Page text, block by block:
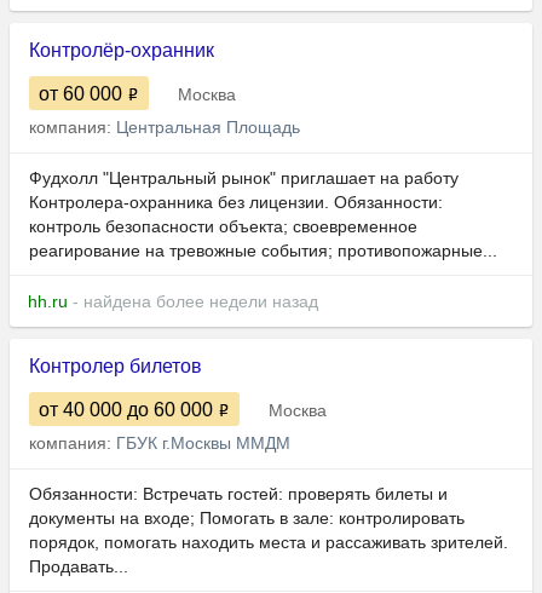
Контролёр-охранник
от 60 000
Москва
компания: Центральная Площадь
Фудхолл "Центральный рынок" приглашает на работу
Контролера-охранника без лицензии. Обязанности:
контроль безопасности объекта; своевременное
реагирование на тревожные события; противопожарные...
hh.ru - найдена более недели назад
Контролер билетов
от 40 000 до 60 000
Москва
компания: ГБУК г.Москвы ММДМ
Обязанности: Встречать гостей: проверять билеты и
документы на входе; Помогать в зале: контролировать
порядок, помогать находить места и рассаживать зрителей.
Продавать...